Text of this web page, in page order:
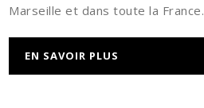
Marseille et dans toute la France.
EN SAVOIR PLUS